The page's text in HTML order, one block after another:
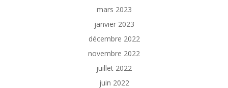
mars 2023
janvier 2023
décembre 2022
novembre 2022
juillet 2022
juin 2022